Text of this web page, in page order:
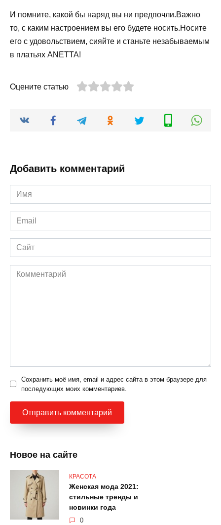
И помните, какой бы наряд вы ни предпочли.Важно
то, с каким настроением вы его будете носить.Носите
его с удовольствием, сияйте и станьте незабываемым
в платьях ANETTA!
Оцените статью
Добавить комментарий
Имя
*
Email
*
Сайт
Комментарий
Сохранить моё имя, email и адрес сайта в этом браузере для
последующих моих комментариев.
Новое на сайте
КРАСОТА
Женская мода 2021:
стильные тренды и
новинки года
0